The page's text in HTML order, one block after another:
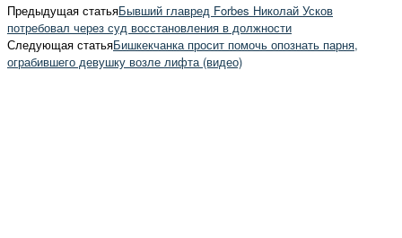
Предыдущая статьяБывший главред Forbes Николай Усков
потребовал через суд восстановления в должности
Следующая статьяБишкекчанка просит помочь опознать парня,
ограбившего девушку возле лифта (видео)